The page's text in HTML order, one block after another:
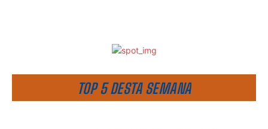
TOP 5 DESTA SEMANA